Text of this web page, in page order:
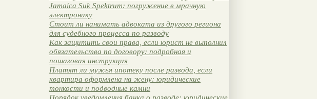
Jamaica Suk Spektrum: погружение в мрачную
электронику
Стоит ли нанимать адвоката из другого региона
для судебного процесса по разводу
Как защитить свои права, если юрист не выполнил
обязательства по договору: подробная и
пошаговая инструкция
Платят ли мужья ипотеку после развода, если
квартира оформлена на жену: юридические
тонкости и подводные камни
Порядок уведомления банка о разводе: юридические